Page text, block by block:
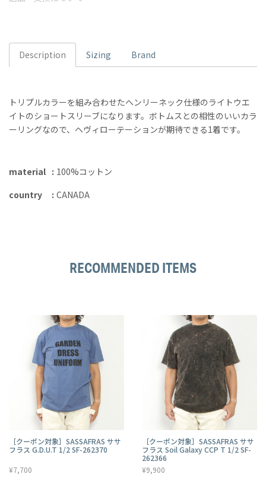
Description Sizing Brand
トリプルカラーを組み合わせたヘンリーネック仕様のライトウエ
イトのショートスリーブになります。ボトムスとの相性のいいカラ
ーリングなので、ヘヴィローテーションが期待できる1着です。
material
100%コットン
country
CANADA
RECOMMENDED ITEMS
［クーポン対象］SASSAFRAS ササ
フラス G.D.U.T 1/2 SF-262370
¥7,700
［クーポン対象］SASSAFRAS ササ
フラス Soil Galaxy CCP T 1/2 SF-
262366
¥9,900